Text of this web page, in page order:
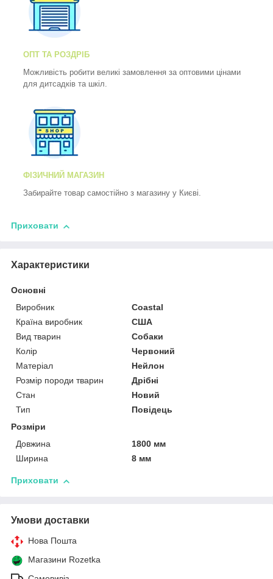
ОПТ ТА РОЗДРІБ
Можливість робити великі замовлення за оптовими цінами
для дитсадків та шкіл.
ФІЗИЧНИЙ МАГАЗИН
Забирайте товар самостійно з магазину у Києві.
Приховати
Характеристики
Основні
Виробник
Coastal
Країна виробник
США
Вид тварин
Собаки
Колір
Червоний
Матеріал
Нейлон
Розмір породи тварин
Дрібні
Стан
Новий
Тип
Повідець
Розміри
Довжина
1800 мм
Ширина
8 мм
Приховати
Умови доставки
Нова Пошта
Магазини Rozetka